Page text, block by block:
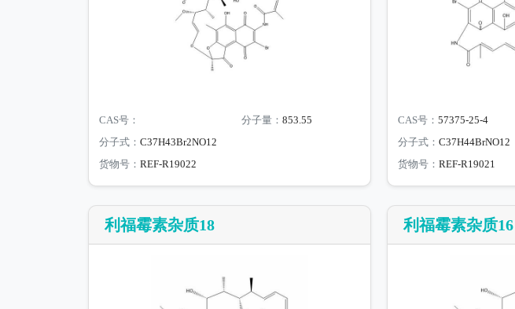
CAS号： 分子量： 853.55
分子式： C37H43Br2NO12
货物号： REF-R19022
CAS号： 57375-25-4
分子式： C37H44BrNO12
货物号： REF-R19021
利福霉素杂质18 利福霉素杂质16